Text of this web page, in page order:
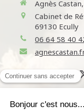
Agnès
Cabinet de
69130 Ecully
06 64 58 40